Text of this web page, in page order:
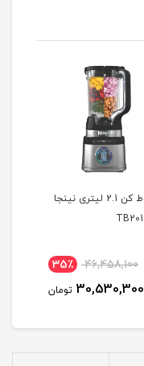
مخلوط کن 2.1 لیتری نینجا
46,458,100 35٪
30,530,300 تومان